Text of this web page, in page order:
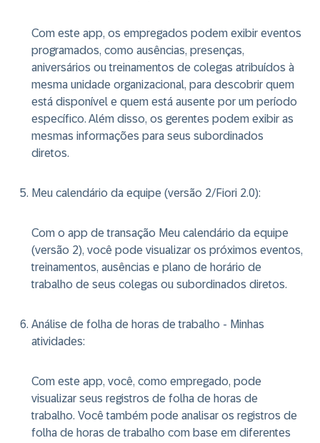
Com este app, os empregados podem exibir eventos
programados, como ausências, presenças,
aniversários ou treinamentos de colegas atribuídos à
mesma unidade organizacional, para descobrir quem
está disponível e quem está ausente por um período
específico. Além disso, os gerentes podem exibir as
mesmas informações para seus subordinados
diretos.
Meu calendário da equipe (versão 2/Fiori 2.0):
Com o app de transação Meu calendário da equipe
(versão 2), você pode visualizar os próximos eventos,
treinamentos, ausências e plano de horário de
trabalho de seus colegas ou subordinados diretos.
Análise de folha de horas de trabalho - Minhas
atividades:
Com este app, você, como empregado, pode
visualizar seus registros de folha de horas de
trabalho. Você também pode analisar os registros de
folha de horas de trabalho com base em diferentes